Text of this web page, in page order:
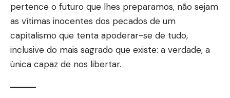
pertence o futuro que lhes preparamos, não sejam
as vítimas inocentes dos pecados de um
capitalismo que tenta apoderar-se de tudo,
inclusive do mais sagrado que existe: a verdade, a
única capaz de nos libertar.